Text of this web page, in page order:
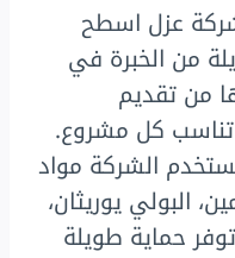
عزل اسطح
من الخبرة في
من تقديم
تناسب كل مشروع.
الشركة مواد
البولي يوريثان،
حماية طويلة